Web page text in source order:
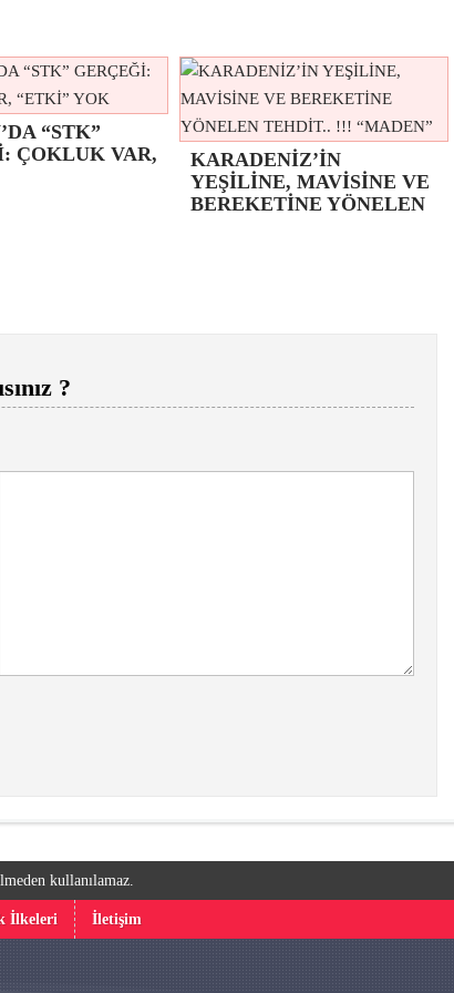
“STK”
ÇOKLUK VAR,
KARADENİZ’İN
YEŞİLİNE, MAVİSİNE VE
BEREKETİNE YÖNELEN
?
kullanılamaz.
İlkeleri İletişim